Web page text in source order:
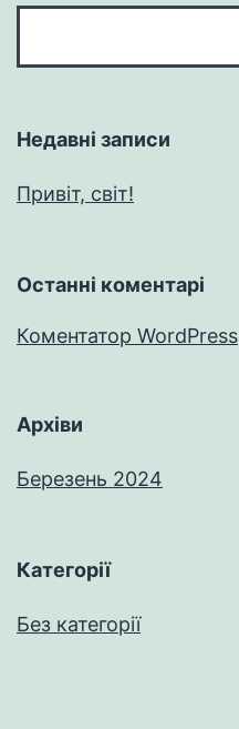
Недавні записи
Привіт, світ!
Останні коментарі
Коментатор WordPress
Архіви
Березень 2024
Категорії
Без категорії